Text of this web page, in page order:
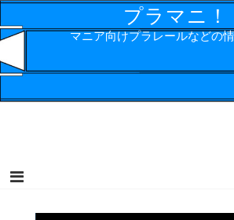
コ
ン
ン
ツ
ッ
プラマニ！
マニア向けプラレールなどの